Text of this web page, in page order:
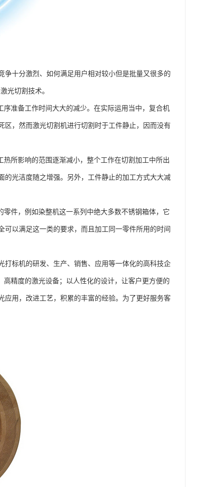
十分激烈、如何满足用户相对较小但是批量又很多的
光切割技术。
准备工作时间大大的减少。在实际运用当中，复合机
，然而激光切割机进行切割时于工件静止，因而没有
所影响的范围逐渐减小，整个工作在切割加工中所出
光洁度随之增强。另外，工件静止的加工方式大大减
件，例如染整机这一系列中绝大多数不锈钢箱体，它
以满足这一类的要求，而且加工同一零件所用的时间
标机的研发、生产、销售、应用等一体化的高科技企
精度的激光设备；以人性化的设计，让客户更方便的
用，改进工艺，积累的丰富的经验。为了更好服务客